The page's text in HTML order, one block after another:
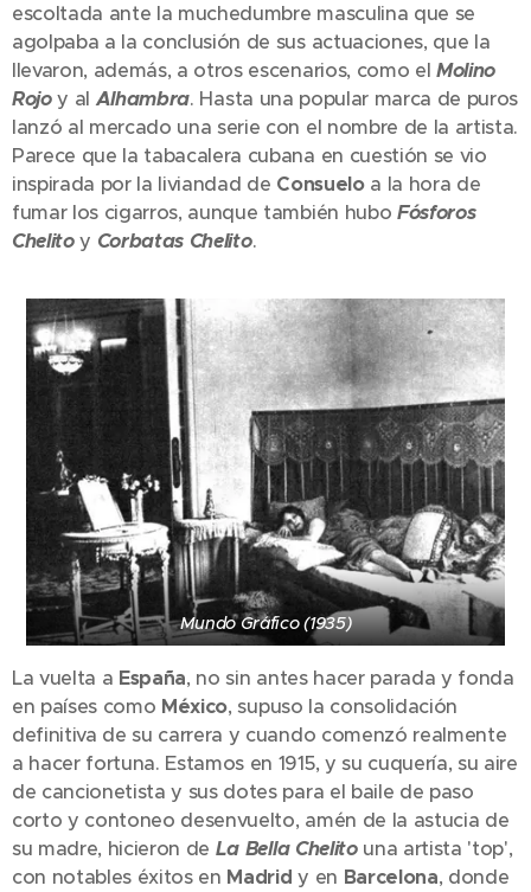
escoltada ante la muchedumbre masculina que se
agolpaba a la conclusión de sus actuaciones, que la
llevaron, además, a otros escenarios, como el Molino
Rojoy al Alhambra. Hasta una popular marca de puros
lanzó al mercado una serie con el nombre de la artista.
Parece que la tabacalera cubana en cuestión se vio
inspirada por la liviandad de Consueloa la hora de
fumar los cigarros, aunque también hubo Fósforos
Chelitoy Corbatas Chelito.
Mundo Gráfico (1935)
La vuelta a España, no sin antes hacer parada y fonda
en países como México, supuso la consolidación
definitiva de su carrera y cuando comenzó realmente
a hacer fortuna. Estamos en 1915, y su cuquería, su aire
de cancionetista y sus dotes para el baile de paso
corto y contoneo desenvuelto, amén de la astucia de
su madre, hicieron de La Bella Chelitouna artista 'top',
con notables éxitos en Madrid y en Barcelona, donde